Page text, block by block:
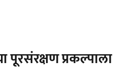
पूरसंरक्षण प्रकल्पाला